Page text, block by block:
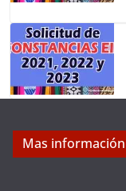
Mas información